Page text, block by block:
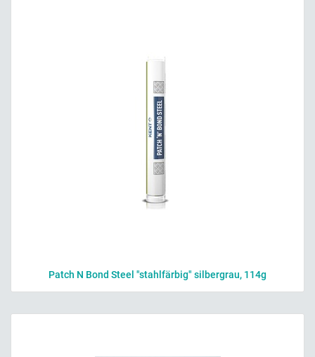
Patch N Bond Steel "stahlfärbig" silbergrau, 114g